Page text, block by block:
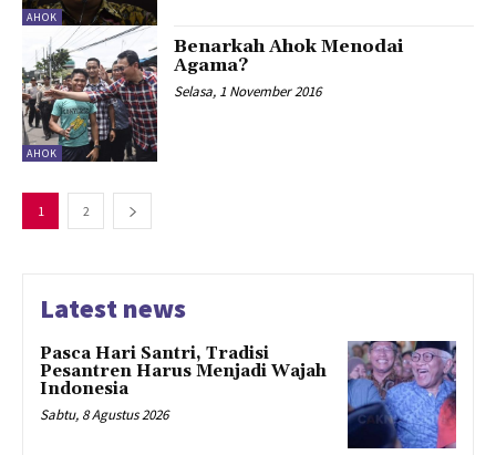
AHOK
AHOK
Benarkah Ahok Menodai
Agama?
Selasa, 1 November 2016
1 2
Latest news
Pasca Hari Santri, Tradisi
Pesantren Harus Menjadi Wajah
Indonesia
Sabtu, 8 Agustus 2026